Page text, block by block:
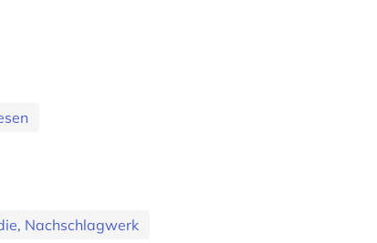
Nachschlagwerk